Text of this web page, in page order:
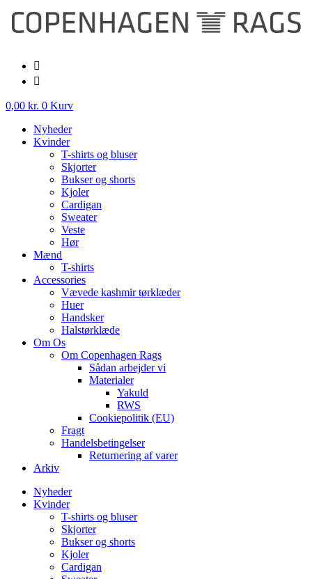
Videre
indhold
0,00 kr. 0 Kurv
Nyheder
Kvinder
T-shirts og bluser
Skjorter
Bukser og shorts
Kjoler
Cardigan
Sweater
Veste
Hør
Mænd
T-shirts
Accessories
Vævede kashmir tørklæder
Huer
Handsker
Halstørklæde
Om Os
Om Copenhagen Rags
Sådan arbejder vi
Materialer
Yakuld
RWS
Cookiepolitik (EU)
Fragt
Handelsbetingelser
Returnering af varer
Arkiv
Nyheder
Kvinder
T-shirts og bluser
Skjorter
Bukser og shorts
Kjoler
Cardigan